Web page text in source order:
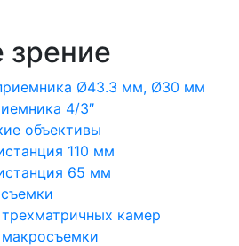
Ø43.3 мм, Ø30 мм
4/3″
объективы
110 мм
65 мм
камер